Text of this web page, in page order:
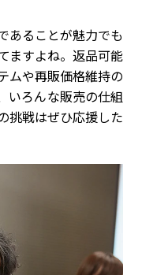
あることが魅力でも
ますよね。返品可能
ムや再販価格維持の
いろんな販売の仕組
挑戦はぜひ応援した